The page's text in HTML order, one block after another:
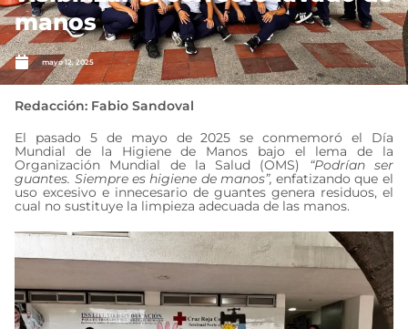
manos
mayo 12, 2025
Redacción: Fabio Sandoval
El pasado 5 de mayo de 2025 se conmemoró el Día
Mundial de la Higiene de Manos bajo el lema de la
Organización Mundial de la Salud (OMS) “Podrían ser
guantes. Siempre es higiene de manos”, enfatizando que el
uso excesivo e innecesario de guantes genera residuos, el
cual no sustituye la limpieza adecuada de las manos.